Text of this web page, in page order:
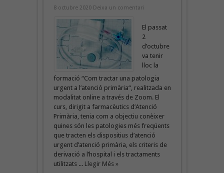
8 octubre 2020 Deixa un comentari
El passat
2
d’octubre
va tenir
lloc la
formació “Com tractar una patologia
urgent a l’atenció primària“, realitzada en
modalitat online a través de Zoom. El
curs, dirigit a farmacèutics d’Atenció
Primària, tenia com a objectiu conèixer
quines són les patologies més freqüents
que tracten els dispositius d’atenció
urgent d’atenció primària, els criteris de
derivació a l’hospital i els tractaments
utilitzats ... Llegir Més »